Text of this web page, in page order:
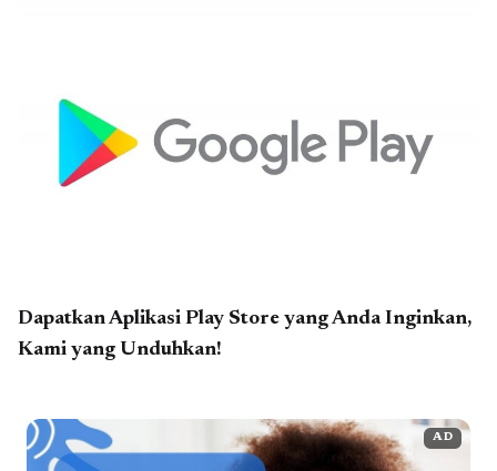
Dapatkan Aplikasi Play Store yang Anda Inginkan,
Kami yang Unduhkan!
AD